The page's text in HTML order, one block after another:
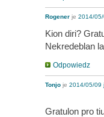
Rogener je 2014/
Kion diri?
Nekredeblan
Odpowiedz
Tonjo je 2014/05/09
Gratulon pro